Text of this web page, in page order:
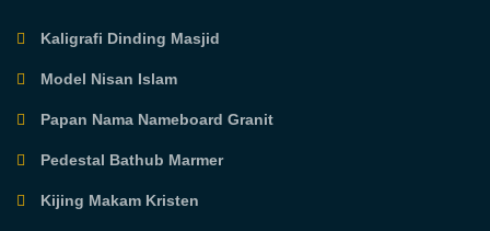
Kaligrafi Dinding Masjid
Model Nisan Islam
Papan Nama Nameboard Granit
Pedestal Bathub Marmer
Kijing Makam Kristen